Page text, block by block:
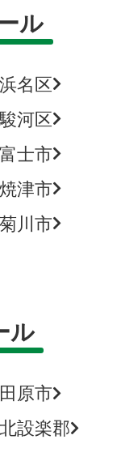
ル
浜名区
駿河区
富士市
焼津市
菊川市
ル
田原市
北設楽郡